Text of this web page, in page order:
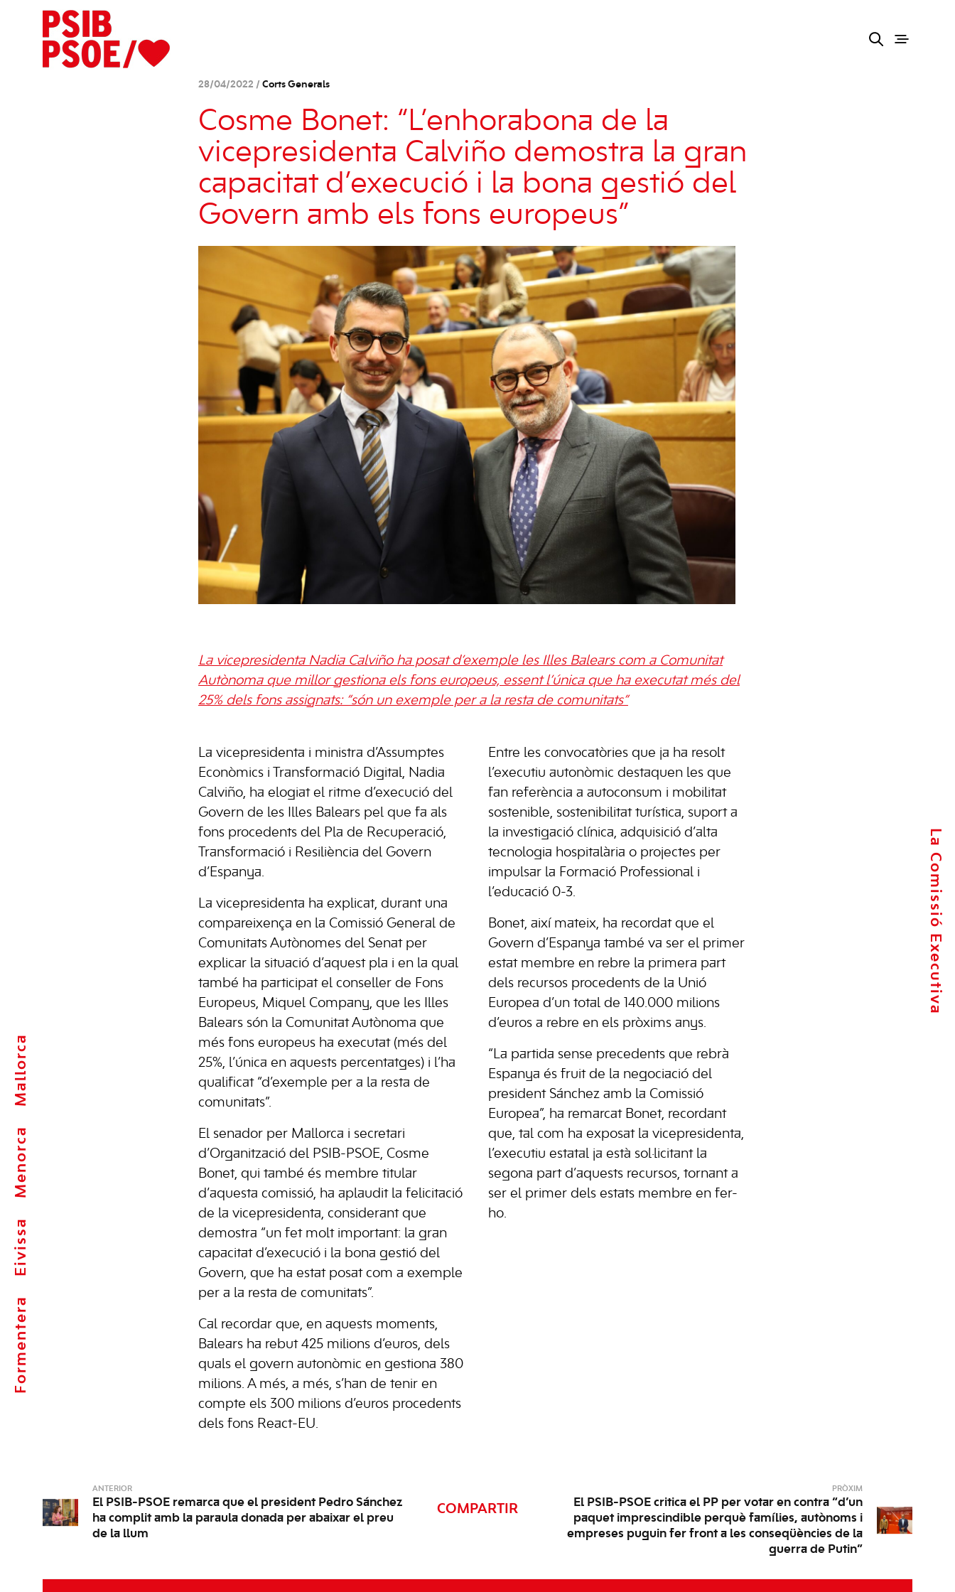
Formentera
Eivissa
Menorca
Mallorca
La Comissió Executiva
28/04/2022 / Corts Generals
Cosme Bonet: “L’enhorabona de la
vicepresidenta Calviño demostra la gran
capacitat d’execució i la bona gestió del
Govern amb els fons europeus”
La vicepresidenta Nadia Calviño ha posat d’exemple les Illes Balears com a Comunitat
Autònoma que millor gestiona els fons europeus, essent l’única que ha executat més del
25% dels fons assignats: “són un exemple per a la resta de comunitats”
La vicepresidenta i ministra d’Assumptes
Econòmics i Transformació Digital, Nadia
Calviño, ha elogiat el ritme d’execució del
Govern de les Illes Balears pel que fa als
fons procedents del Pla de Recuperació,
Transformació i Resiliència del Govern
d’Espanya.
La vicepresidenta ha explicat, durant una
compareixença en la Comissió General de
Comunitats Autònomes del Senat per
explicar la situació d’aquest pla i en la qual
també ha participat el conseller de Fons
Europeus, Miquel Company, que les Illes
Balears són la Comunitat Autònoma que
més fons europeus ha executat (més del
25%, l’única en aquests percentatges) i l’ha
qualificat “d’exemple per a la resta de
comunitats”.
El senador per Mallorca i secretari
d’Organització del PSIB-PSOE, Cosme
Bonet, qui també és membre titular
d’aquesta comissió, ha aplaudit la felicitació
de la vicepresidenta, considerant que
demostra “un fet molt important: la gran
capacitat d’execució i la bona gestió del
Govern, que ha estat posat com a exemple
per a la resta de comunitats”.
Cal recordar que, en aquests moments,
Balears ha rebut 425 milions d’euros, dels
quals el govern autonòmic en gestiona 380
milions. A més, a més, s’han de tenir en
compte els 300 milions d’euros procedents
dels fons React-EU.
Entre les convocatòries que ja ha resolt
l’executiu autonòmic destaquen les que
fan referència a autoconsum i mobilitat
sostenible, sostenibilitat turística, suport a
la investigació clínica, adquisició d’alta
tecnologia hospitalària o projectes per
impulsar la Formació Professional i
l’educació 0-3.
Bonet, així mateix, ha recordat que el
Govern d’Espanya també va ser el primer
estat membre en rebre la primera part
dels recursos procedents de la Unió
Europea d’un total de 140.000 milions
d’euros a rebre en els pròxims anys.
“La partida sense precedents que rebrà
Espanya és fruit de la negociació del
president Sánchez amb la Comissió
Europea”, ha remarcat Bonet, recordant
que, tal com ha exposat la vicepresidenta,
l’executiu estatal ja està sol·licitant la
segona part d’aquests recursos, tornant a
ser el primer dels estats membre en fer-
ho.
ANTERIOR
El PSIB-PSOE remarca que el president Pedro Sánchez
ha complit amb la paraula donada per abaixar el preu
de la llum
COMPARTIR
PRÒXIM
El PSIB-PSOE critica el PP per votar en contra “d’un
paquet imprescindible perquè famílies, autònoms i
empreses puguin fer front a les conseqüències de la
guerra de Putin”